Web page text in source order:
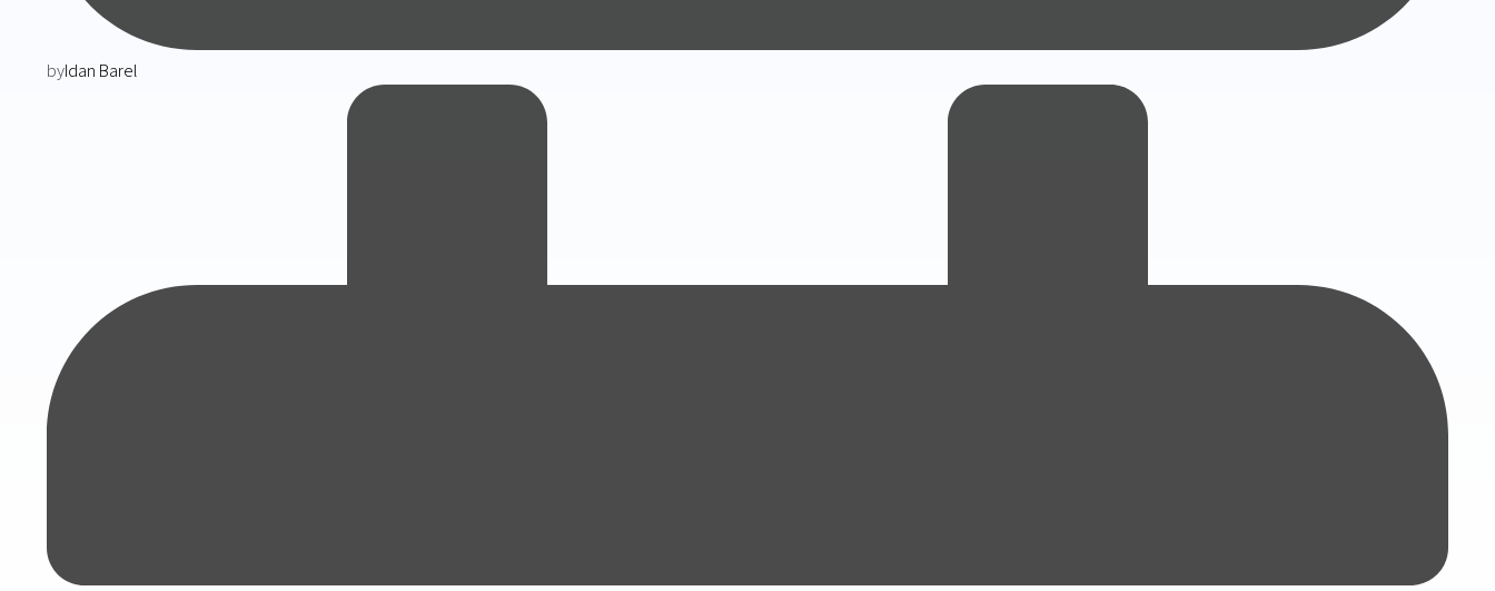
byIdan Barel